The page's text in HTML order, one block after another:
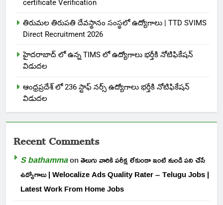
certificate Verification
తిరుమల తిరుపతి దేవస్థానం సంస్థలో ఉద్యోగాలు | TTD SVIMS
Direct Recruitment 2026
హైదరాబాద్ లో ఉన్న TIMS లో ఉద్యోగాలు భర్తీకి నోటిఫికేషన్
విడుదల
ఆంధ్రప్రదేశ్ లో 236 స్టాఫ్ నర్స్ ఉద్యోగాలు భర్తీకి నోటిఫికేషన్
విడుదల
Recent Comments
S bathammaonతెలుగు వారికి పరీక్ష లేకుండా ఇంటి నుండి పని చేసే
ఉద్యోగాలు | Welocalize Ads Quality Rater – Telugu Jobs |
Latest Work From Home Jobs